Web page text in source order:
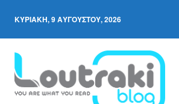
ΚΥΡΙΑΚΉ, 9 ΑΥΓΟΎΣΤΟΥ, 2026